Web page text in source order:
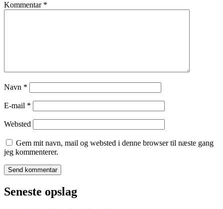
Kommentar *
Navn *
E-mail *
Websted
Gem mit navn, mail og websted i denne browser til næste gang
jeg kommenterer.
Seneste opslag